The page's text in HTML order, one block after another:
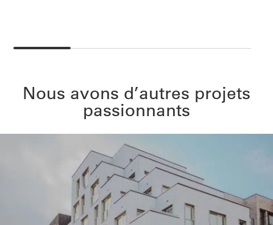
Nous avons d’autres projets
passionnants